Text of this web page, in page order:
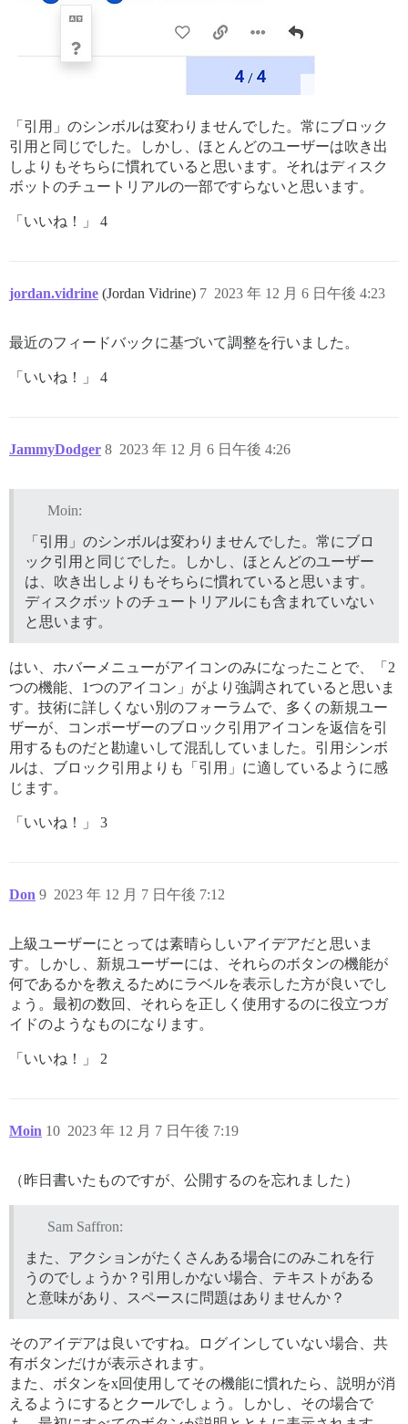
「引用」のシンボルは変わりませんでした。常にブロック
引用と同じでした。しかし、ほとんどのユーザーは吹き出
しよりもそちらに慣れていると思います。それはディスク
ボットのチュートリアルの一部ですらないと思います。
「いいね！」 4
jordan.vidrine (Jordan Vidrine) 2023 年 12 月 6 日午後 4:23
7
最近のフィードバックに基づいて調整を行いました。
「いいね！」 4
JammyDodger 2023 年 12 月 6 日午後 4:26
8
Moin:
「引用」のシンボルは変わりませんでした。常にブロ
ック引用と同じでした。しかし、ほとんどのユーザー
は、吹き出しよりもそちらに慣れていると思います。
ディスクボットのチュートリアルにも含まれていない
と思います。
はい、ホバーメニューがアイコンのみになったことで、「2
つの機能、1つのアイコン」がより強調されていると思いま
す。技術に詳しくない別のフォーラムで、多くの新規ユー
ザーが、コンポーザーのブロック引用アイコンを返信を引
用するものだと勘違いして混乱していました。引用シンボ
ルは、ブロック引用よりも「引用」に適しているように感
じます。
「いいね！」 3
Don 2023 年 12 月 7 日午後 7:12
9
上級ユーザーにとっては素晴らしいアイデアだと思いま
す。しかし、新規ユーザーには、それらのボタンの機能が
何であるかを教えるためにラベルを表示した方が良いでし
ょう。最初の数回、それらを正しく使用するのに役立つガ
イドのようなものになります。
「いいね！」 2
Moin 2023 年 12 月 7 日午後 7:19
10
（昨日書いたものですが、公開するのを忘れました）
Sam Saffron:
また、アクションがたくさんある場合にのみこれを行
うのでしょうか？引用しかない場合、テキストがある
と意味があり、スペースに問題はありませんか？
そのアイデアは良いですね。ログインしていない場合、共
有ボタンだけが表示されます。
また、ボタンをx回使用してその機能に慣れたら、説明が消
えるようにするとクールでしょう。しかし、その場合で